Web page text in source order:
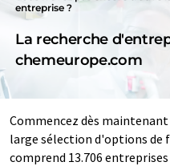
entreprise ?
La recherche
chemeurope.com
Commencez dès
large sélection d'options de
comprend 13.706